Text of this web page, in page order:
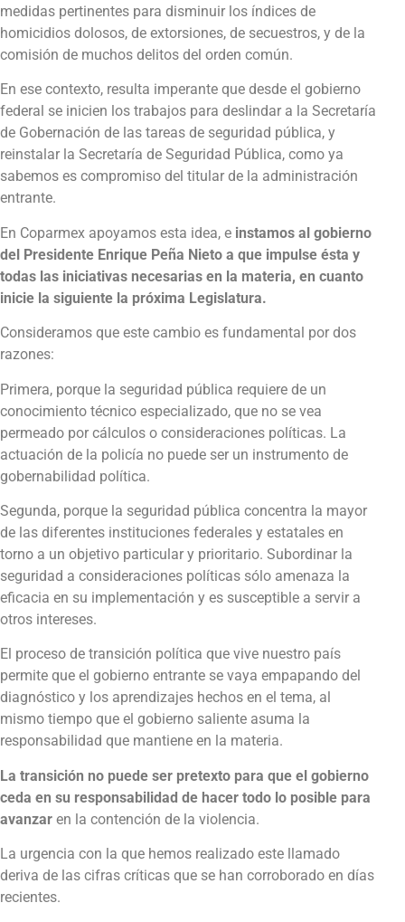
medidas pertinentes para disminuir los índices de
homicidios dolosos, de extorsiones, de secuestros, y de la
comisión de muchos delitos del orden común.
En ese contexto, resulta imperante que desde el gobierno
federal se inicien los trabajos para deslindar a la Secretaría
de Gobernación de las tareas de seguridad pública, y
reinstalar la Secretaría de Seguridad Pública, como ya
sabemos es compromiso del titular de la administración
entrante.
En Coparmex apoyamos esta idea, e instamos al gobierno
del Presidente Enrique Peña Nieto a que impulse ésta y
todas las iniciativas necesarias en la materia, en cuanto
inicie la siguiente la próxima Legislatura.
Consideramos que este cambio es fundamental por dos
razones:
Primera, porque la seguridad pública requiere de un
conocimiento técnico especializado, que no se vea
permeado por cálculos o consideraciones políticas. La
actuación de la policía no puede ser un instrumento de
gobernabilidad política.
Segunda, porque la seguridad pública concentra la mayor
de las diferentes instituciones federales y estatales en
torno a un objetivo particular y prioritario. Subordinar la
seguridad a consideraciones políticas sólo amenaza la
eficacia en su implementación y es susceptible a servir a
otros intereses.
El proceso de transición política que vive nuestro país
permite que el gobierno entrante se vaya empapando del
diagnóstico y los aprendizajes hechos en el tema, al
mismo tiempo que el gobierno saliente asuma la
responsabilidad que mantiene en la materia.
La transición no puede ser pretexto para que el gobierno
ceda en su responsabilidad de hacer todo lo posible para
avanzar en la contención de la violencia.
La urgencia con la que hemos realizado este llamado
deriva de las cifras críticas que se han corroborado en días
recientes.